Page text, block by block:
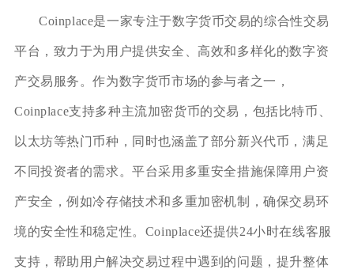
Coinplace是一家专注于数字货币交易的综合性交易
平台，致力于为用户提供安全、高效和多样化的数字资
产交易服务。作为数字货币市场的参与者之一，
Coinplace支持多种主流加密货币的交易，包括比特币、
以太坊等热门币种，同时也涵盖了部分新兴代币，满足
不同投资者的需求。平台采用多重安全措施保障用户资
产安全，例如冷存储技术和多重加密机制，确保交易环
境的安全性和稳定性。Coinplace还提供24小时在线客服
支持，帮助用户解决交易过程中遇到的问题，提升整体